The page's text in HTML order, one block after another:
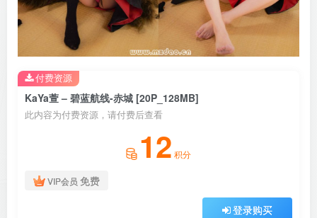
KaYa萱 – 碧蓝航线-赤城 [20P_128MB]
此内容为付费资源，请付费后查看
12 积分
VIP会员 免费
登录购买
付费资源